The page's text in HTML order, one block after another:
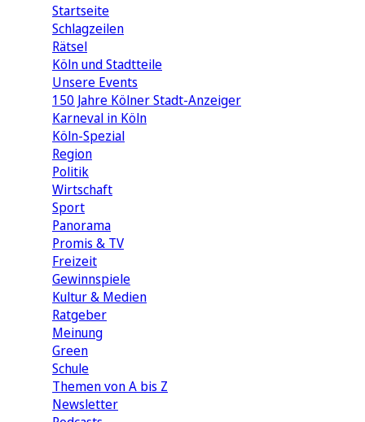
Startseite
Schlagzeilen
Rätsel
Köln und Stadtteile
Unsere Events
150 Jahre Kölner Stadt-Anzeiger
Karneval in Köln
Köln-Spezial
Region
Politik
Wirtschaft
Sport
Panorama
Promis & TV
Freizeit
Gewinnspiele
Kultur & Medien
Ratgeber
Meinung
Green
Schule
Themen von A bis Z
Newsletter